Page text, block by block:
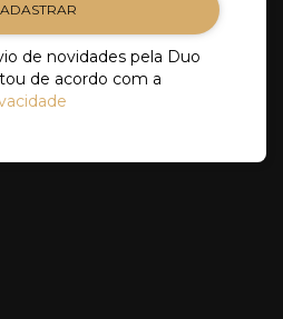
de novidades pela Duo
de acordo com a